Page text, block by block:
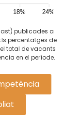
24%
18%
publicades a
percentatges de
total de vacants
en el període.